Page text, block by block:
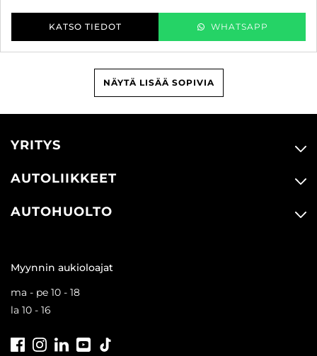
KATSO TIEDOT WHATSAPP
NÄYTÄ LISÄÄ SOPIVIA
YRITYS
AUTOLIIKKEET
AUTOHUOLTO
Myynnin aukioloajat
ma - pe 10 - 18
la 10 - 16
FacebookInstagramLinkedInYoutube